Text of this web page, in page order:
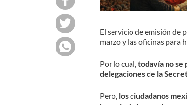
El servicio de emisión de
marzo y las oficinas para
Por lo cual,todavía no se
delegaciones de la
Pero, los ciudadanos